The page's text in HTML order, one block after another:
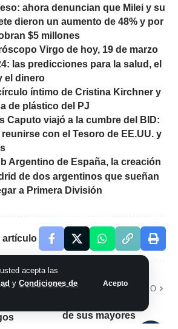
acepta las
y Condiciones de
Acepto
ahora denuncian que Milei y su
dieron un aumento de 48% y por
$5 millones
Virgo de hoy, 19 de marzo
las predicciones para la salud, el
el dinero
íntimo de Cristina Kirchner y
de plástico del PJ
Caputo viajó a la cumbre del BID:
reunirse con el Tesoro de EE.UU. y
Argentino de España, la creación
de dos argentinos que sueñan
a Primera División
artículo
SIGUIENTE ARTÍCULO
de sus mayores